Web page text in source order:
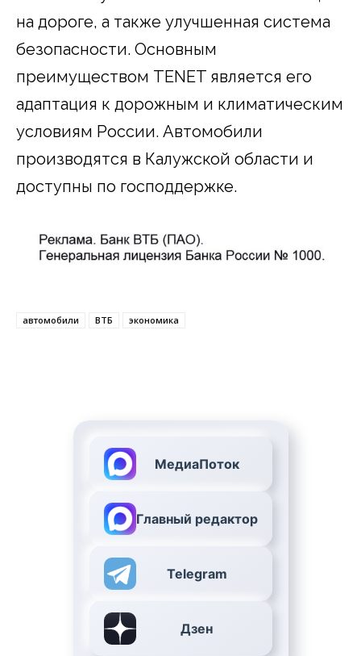
на дороге, а также улучшенная система
безопасности. Основным
преимуществом TENET является его
адаптация к дорожным и климатическим
условиям России. Автомобили
производятся в Калужской области и
доступны по господдержке.
автомобили ВТБ экономика
МедиаПоток
Главный редактор
Telegram
Дзен